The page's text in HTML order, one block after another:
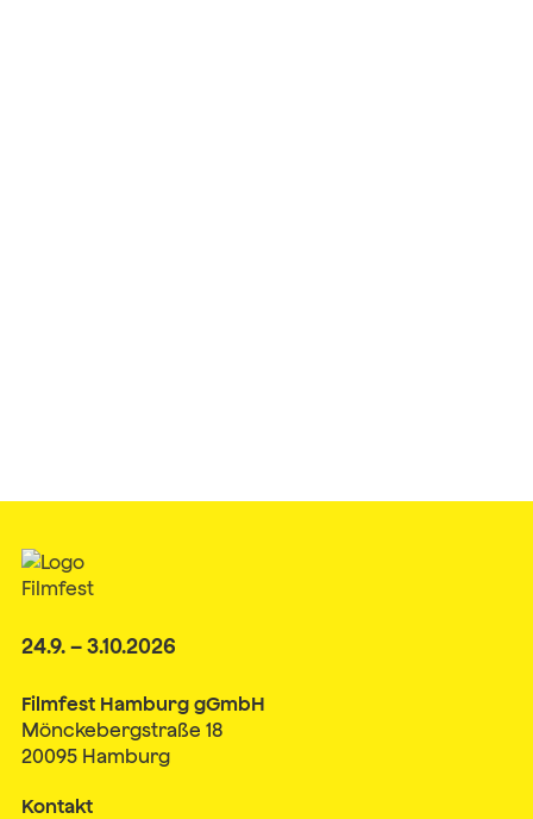
24.9. – 3.10.2026
Filmfest Hamburg gGmbH
Mönckebergstraße 18
20095 Hamburg
Kontakt